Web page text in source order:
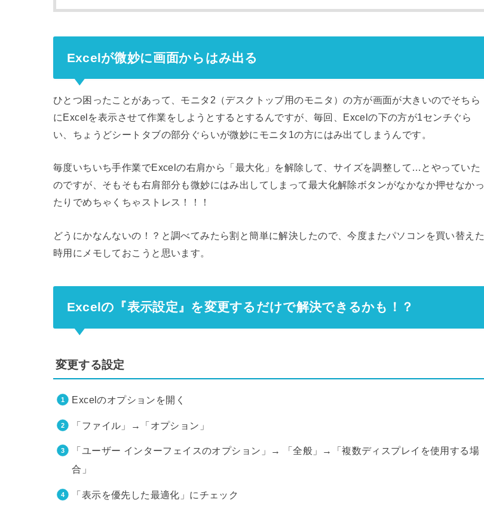
Excelが微妙に画面からはみ出る
ひとつ困ったことがあって、モニタ2（デスクトップ用のモニタ）の方が画面が大きいのでそちら
にExcelを表示させて作業をしようとするとするんですが、毎回、Excelの下の方が1センチぐら
い、ちょうどシートタブの部分ぐらいが微妙にモニタ1の方にはみ出てしまうんです。
毎度いちいち手作業でExcelの右肩から「最大化」を解除して、サイズを調整して…とやっていた
のですが、そもそも右肩部分も微妙にはみ出してしまって最大化解除ボタンがなかなか押せなかっ
たりでめちゃくちゃストレス！！！
どうにかなんないの！？と調べてみたら割と簡単に解決したので、今度またパソコンを買い替えた
時用にメモしておこうと思います。
Excelの『表示設定』を変更するだけで解決できるかも！？
変更する設定
Excelのオプションを開く
「ファイル」→「オプション」
「ユーザー インターフェイスのオプション」→ 「全般」→「複数ディスプレイを使用する場
合」
「表示を優先した最適化」にチェック